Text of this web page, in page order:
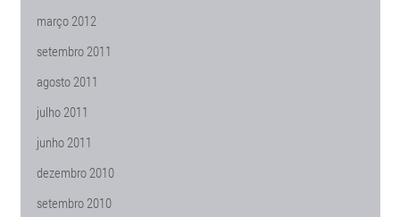
março 2012
setembro 2011
agosto 2011
julho 2011
junho 2011
dezembro 2010
setembro 2010